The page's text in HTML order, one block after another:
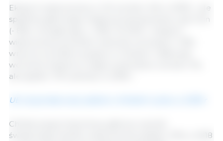
Eksport wieprzowiny w UE wzrósł o 4% w 2018 r., ale
spadł do głównego miejsca przeznaczenia, czyli Chin
(- 8%) i Hongkongu (- 43%). W 2019 r. eksport
wieprzowiny powinien znacznie wzrosnąć (+ 9%)
wraz ze wzrostem popytu w Chinach. Całkowity
wolumen eksportu mięsa i podrobów wzrósł o 1%,
ale spadł o 7% wartości w 2018 r.
UE utrzymała swój udział w chińskim rynku w 2018 r
Chiński popyt importowy, główny czynnik
światowego handlu wieprzowiną, spadł o 13% w 2018